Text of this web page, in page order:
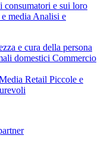
consumatori e sui loro
media Analisi e
e cura della persona
domestici Commercio
Retail Piccole e